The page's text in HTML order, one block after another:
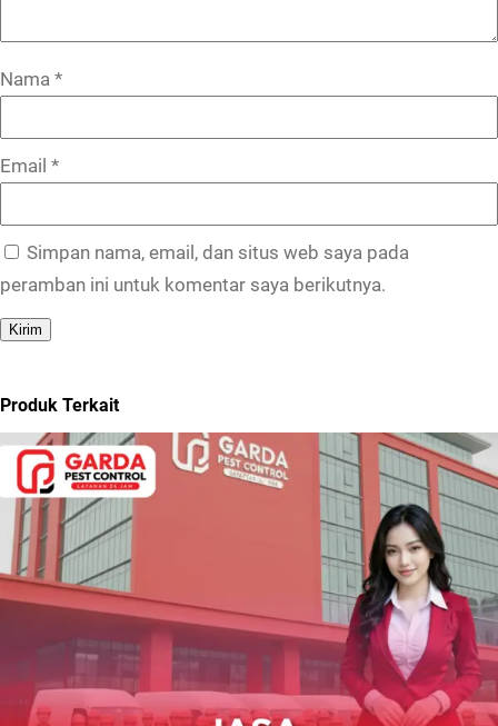
Nama *
Email *
Simpan nama, email, dan situs web saya pada
peramban ini untuk komentar saya berikutnya.
Produk Terkait